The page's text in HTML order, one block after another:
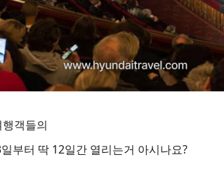
객들의
부터 딱 12일간 열리는거 아시나요?